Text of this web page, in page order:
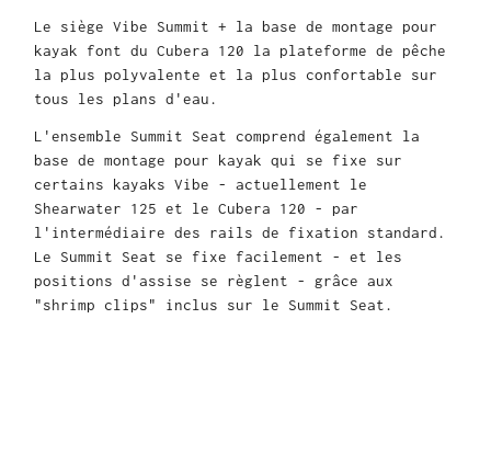
Le siège Vibe Summit + la base de montage pour
kayak font du Cubera 120 la plateforme de pêche
la plus polyvalente et la plus confortable sur
tous les plans d'eau.
L'ensemble Summit Seat comprend également la
base de montage pour kayak qui se fixe sur
certains kayaks Vibe - actuellement le
Shearwater 125 et le Cubera 120 - par
l'intermédiaire des rails de fixation standard.
Le Summit Seat se fixe facilement - et les
positions d'assise se règlent - grâce aux
"shrimp clips" inclus sur le Summit Seat.